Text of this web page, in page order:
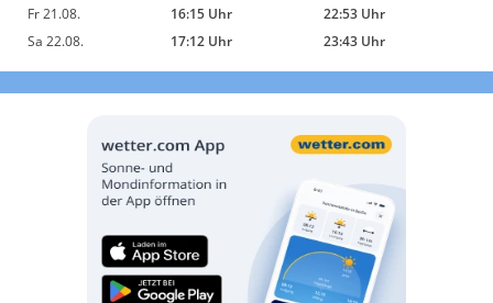
Fr 21.08.
16:15 Uhr
22:53 Uhr
Sa 22.08.
17:12 Uhr 23:43 Uhr